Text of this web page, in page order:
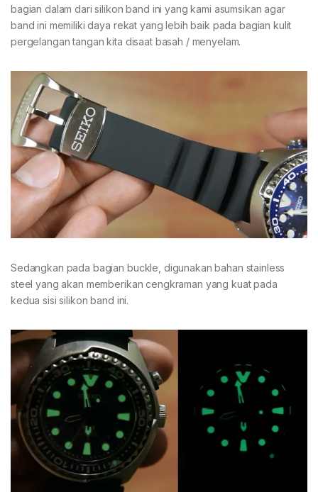
bagian dalam dari silikon band ini yang kami asumsikan agar
band ini memiliki daya rekat yang lebih baik pada bagian kulit
pergelangan tangan kita disaat basah / menyelam.
Sedangkan pada bagian buckle, digunakan bahan stainless
steel yang akan memberikan cengkraman yang kuat pada
kedua sisi silikon band ini.